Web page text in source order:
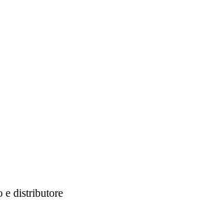
e distributore